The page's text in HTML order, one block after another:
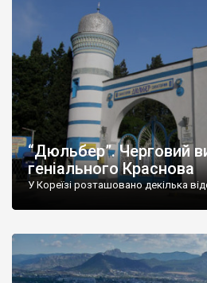
“Дюльбер”. Черговий
геніального Краснова
У Кореїзі розташовано декілька